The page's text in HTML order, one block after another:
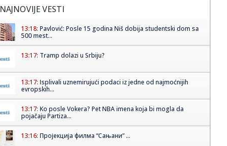
NAJNOVIJE VESTI
13:18: Pavlović: Posle 15 godina Niš dobija studentski dom sa
500 mest...
13:17: Tramp dolazi u Srbiju?
13:17: Isplivali uznemirujući podaci iz jedne od najmoćnijih
evropskih...
13:17: Ko posle Vokera? Pet NBA imena koja bi mogla da
pojačaju Partiza...
13:16: Пројекција филма “Сањани” ...